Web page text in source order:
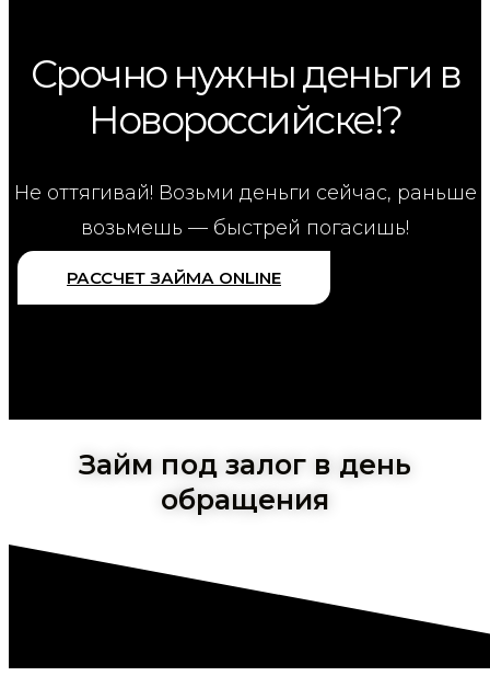
Срочно нужны деньги в
Новороссийске!?
Не оттягивай! Возьми деньги сейчас, раньше
возьмешь — быстрей погасишь!
РАССЧЕТ ЗАЙМА ONLINE
Займ под залог в день
обращения